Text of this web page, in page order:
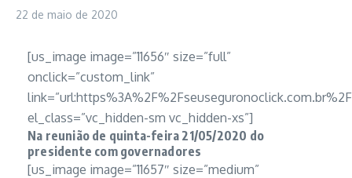
22 de maio de 2020
[us_image image=”11656″ size=”full”
onclick=”custom_link”
el_class=”vc_hidden-sm vc_hidden-xs”]
Na reunião de quinta-feira 21/05/2020 do
presidente com governadores
[us_image image=”11657″ size=”medium”